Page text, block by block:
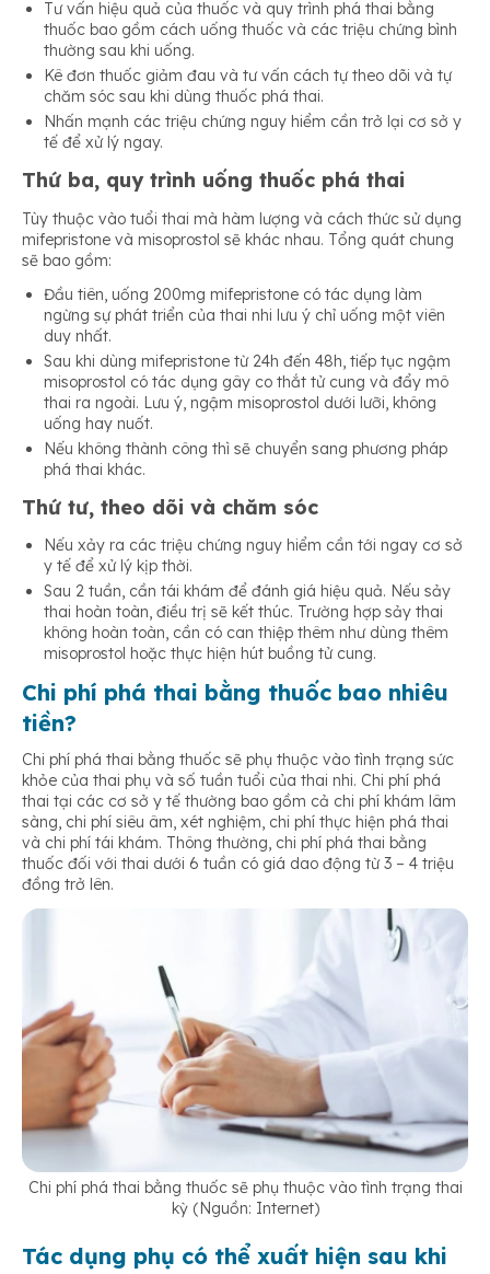
Tư vấn hiệu quả của thuốc và quy trình phá thai bằng
thuốc bao gồm cách uống thuốc và các triệu chứng bình
thường sau khi uống.
Kê đơn thuốc giảm đau và tư vấn cách tự theo dõi và tự
chăm sóc sau khi dùng thuốc phá thai.
Nhấn mạnh các triệu chứng nguy hiểm cần trở lại cơ sở y
tế để xử lý ngay.
Thứ ba, quy trình uống thuốc phá thai
Tùy thuộc vào tuổi thai mà hàm lượng và cách thức sử dụng
mifepristone và misoprostol sẽ khác nhau. Tổng quát chung
sẽ bao gồm:
Đầu tiên, uống 200mg mifepristone có tác dụng làm
ngừng sự phát triển của thai nhi lưu ý chỉ uống một viên
duy nhất.
Sau khi dùng mifepristone từ 24h đến 48h, tiếp tục ngậm
misoprostol có tác dụng gây co thắt tử cung và đẩy mô
thai ra ngoài. Lưu ý, ngậm misoprostol dưới lưỡi, không
uống hay nuốt.
Nếu không thành công thì sẽ chuyển sang phương pháp
phá thai khác.
Thứ tư, theo dõi và chăm sóc
Nếu xảy ra các triệu chứng nguy hiểm cần tới ngay cơ sở
y tế để xử lý kịp thời.
Sau 2 tuần, cần tái khám để đánh giá hiệu quả. Nếu sảy
thai hoàn toàn, điều trị sẽ kết thúc. Trường hợp sảy thai
không hoàn toàn, cần có can thiệp thêm như dùng thêm
misoprostol hoặc thực hiện hút buồng tử cung.
Chi phí phá thai bằng thuốc bao nhiêu
tiền?
Chi phí phá thai bằng thuốc sẽ phụ thuộc vào tình trạng sức
khỏe của thai phụ và số tuần tuổi của thai nhi. Chi phí phá
thai tại các cơ sở y tế thường bao gồm cả chi phí khám lâm
sàng, chi phí siêu âm, xét nghiệm, chi phí thực hiện phá thai
và chi phí tái khám. Thông thường, chi phí phá thai bằng
thuốc đối với thai dưới 6 tuần có giá dao động từ 3 – 4 triệu
đồng trở lên.
Chi phí phá thai bằng thuốc sẽ phụ thuộc vào tình trạng thai
kỳ (Nguồn: Internet)
Tác dụng phụ có thể xuất hiện sau khi